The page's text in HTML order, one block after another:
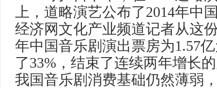
上，道略演艺公布了2014年中
经济网文化产业频道记者从这
年中国音乐剧演出票房为1.57
了33%，结束了连续两年增长
我国音乐剧消费基础仍然薄弱